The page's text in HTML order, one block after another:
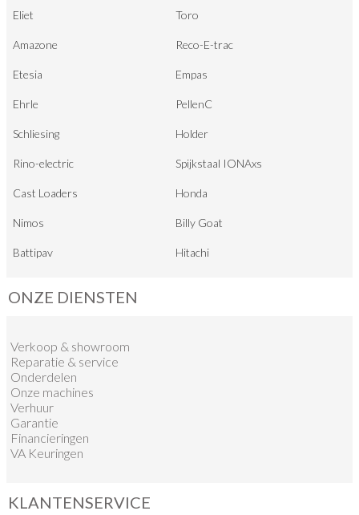
Eliet Toro
Amazone Reco-E-trac
Etesia Empas
Ehrle PellenC
Schliesing Holder
Rino-electric Spijkstaal IONAxs
Cast Loaders Honda
Nimos Billy Goat
Battipav Hitachi
ONZE DIENSTEN
Verkoop & showroom
Reparatie & service
Onderdelen
Onze machines
Verhuur
Garantie
Financieringen
VA Keuringen
KLANTENSERVICE